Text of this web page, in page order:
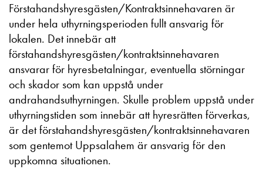
Förstahandshyresgästen/Kontraktsinnehavaren är
under hela uthyrningsperioden fullt ansvarig för
lokalen. Det innebär att
förstahandshyresgästen/kontraktsinnehavaren
ansvarar för hyresbetalningar, eventuella störningar
och skador som kan uppstå under
andrahandsuthyrningen. Skulle problem uppstå under
uthyrningstiden som innebär att hyresrätten förverkas,
är det förstahandshyresgästen/kontraktsinnehavaren
som gentemot Uppsalahem är ansvarig för den
uppkomna situationen.